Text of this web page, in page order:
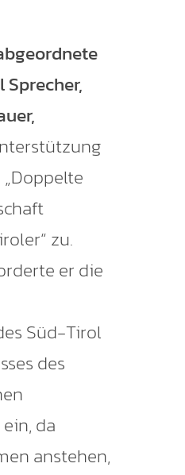
zu.
er die
Süd-Tirol
des
da
anstehen,